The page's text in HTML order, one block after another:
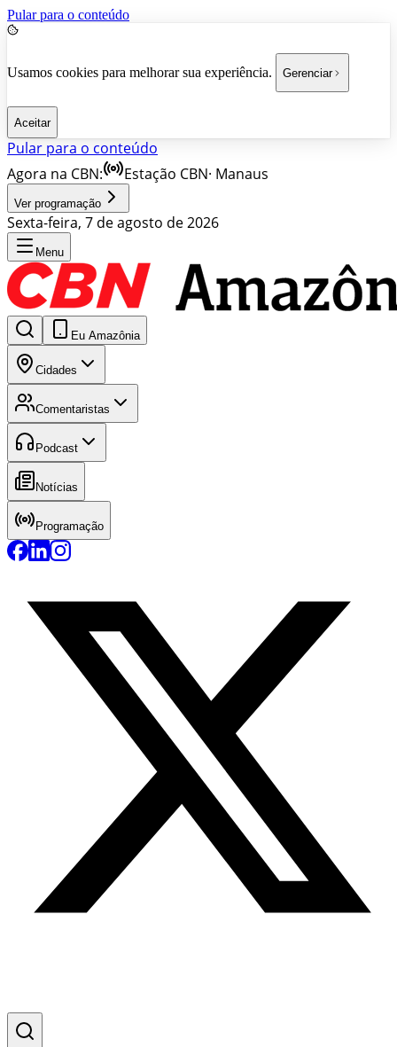
Pular para o conteúdo
Usamos cookies para melhorar sua experiência. Gerenciar
Aceitar
Pular para o conteúdo
Agora na CBN:
Estação CBN· Manaus
Ver programação
Sexta-feira, 7 de agosto de 2026
Menu
Eu Amazônia
Cidades
Comentaristas
Podcast
Notícias
Programação